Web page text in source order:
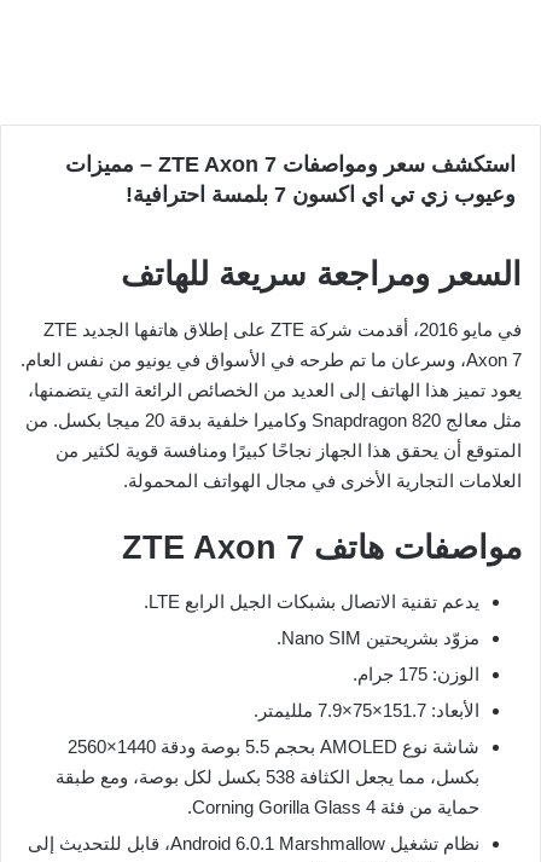
استكشف سعر ومواصفات ZTE Axon 7 – مميزات
وعيوب زي تي اي اكسون 7 بلمسة احترافية!
السعر ومراجعة سريعة للهاتف
في مايو 2016، أقدمت شركة ZTE على إطلاق هاتفها الجديد ZTE
Axon 7، وسرعان ما تم طرحه في الأسواق في يونيو من نفس العام.
يعود تميز هذا الهاتف إلى العديد من الخصائص الرائعة التي يتضمنها،
مثل معالج Snapdragon 820 وكاميرا خلفية بدقة 20 ميجا بكسل. من
المتوقع أن يحقق هذا الجهاز نجاحًا كبيرًا ومنافسة قوية لكثير من
العلامات التجارية الأخرى في مجال الهواتف المحمولة.
مواصفات هاتف ZTE Axon 7
يدعم تقنية الاتصال بشبكات الجيل الرابع LTE.
مزوّد بشريحتين Nano SIM.
الوزن: 175 جرام.
الأبعاد: 151.7×75×7.9 ملليمتر.
شاشة نوع AMOLED بحجم 5.5 بوصة ودقة 1440×2560
بكسل، مما يجعل الكثافة 538 بكسل لكل بوصة، ومع طبقة
حماية من فئة Corning Gorilla Glass 4.
نظام تشغيل Android 6.0.1 Marshmallow، قابل للتحديث إلى